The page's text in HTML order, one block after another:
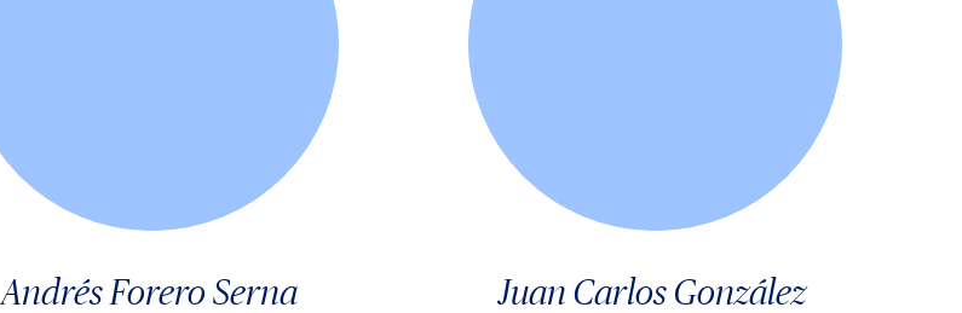
Andrés Forero Serna
Juan Carlos González